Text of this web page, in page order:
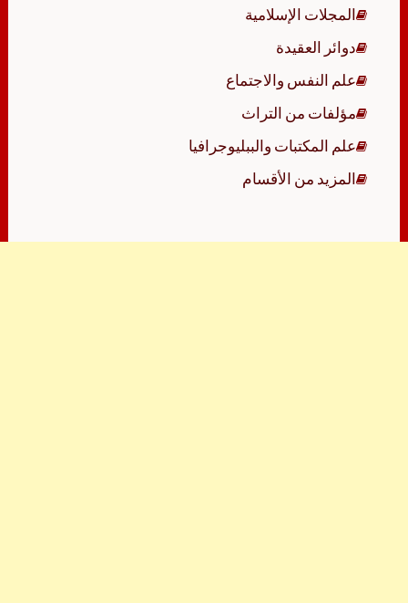
المجلات الإسلامية
دوائر العقيدة
علم النفس والاجتماع
مؤلفات من التراث
علم المكتبات والببليوجرافيا
المزيد من الأقسام